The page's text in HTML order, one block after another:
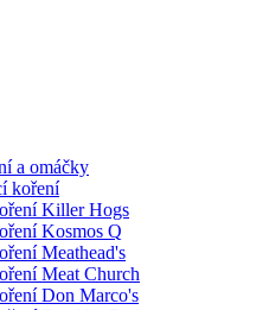
a omáčky
koření
Killer Hogs
Kosmos Q
Meathead's
Meat Church
Don Marco's